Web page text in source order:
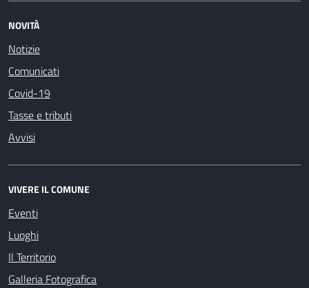
NOVITÀ
Notizie
Comunicati
Covid-19
Tasse e tributi
Avvisi
VIVERE IL COMUNE
Eventi
Luoghi
Il Territorio
Galleria Fotografica